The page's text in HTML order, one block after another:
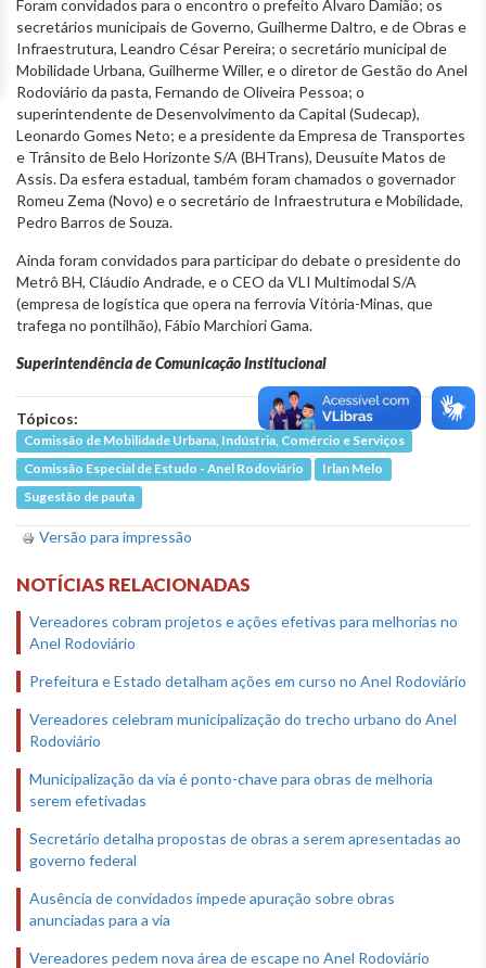
Foram convidados para o encontro o prefeito Álvaro Damião; os
secretários municipais de Governo, Guilherme Daltro, e de Obras e
Infraestrutura, Leandro César Pereira; o secretário municipal de
Mobilidade Urbana, Guilherme Willer, e o diretor de Gestão do Anel
Rodoviário da pasta, Fernando de Oliveira Pessoa; o
superintendente de Desenvolvimento da Capital (Sudecap),
Leonardo Gomes Neto; e a presidente da Empresa de Transportes
e Trânsito de Belo Horizonte S/A (BHTrans), Deusuíte Matos de
Assis. Da esfera estadual, também foram chamados o governador
Romeu Zema (Novo) e o secretário de Infraestrutura e Mobilidade,
Pedro Barros de Souza.
Ainda foram convidados para participar do debate o presidente do
Metrô BH, Cláudio Andrade, e o CEO da VLI Multimodal S/A
(empresa de logística que opera na ferrovia Vitória-Minas, que
trafega no pontilhão), Fábio Marchiori Gama.
Superintendência de Comunicação Institucional
Tópicos:
Comissão de Mobilidade Urbana, Indústria, Comércio e Serviços
Comissão Especial de Estudo - Anel Rodoviário
Irlan Melo
Sugestão de pauta
Versão para impressão
NOTÍCIAS RELACIONADAS
Vereadores cobram projetos e ações efetivas para melhorias no
Anel Rodoviário
Prefeitura e Estado detalham ações em curso no Anel Rodoviário
Vereadores celebram municipalização do trecho urbano do Anel
Rodoviário
Municipalização da via é ponto-chave para obras de melhoria
serem efetivadas
Secretário detalha propostas de obras a serem apresentadas ao
governo federal
Ausência de convidados impede apuração sobre obras
anunciadas para a via
Vereadores pedem nova área de escape no Anel Rodoviário